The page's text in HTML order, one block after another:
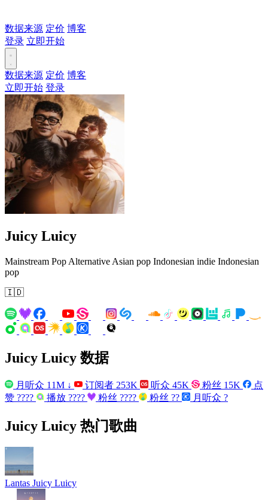
数据来源 定价 博客
登录 立即开始
数据来源 定价 博客
立即开始 登录
Juicy Luicy
Mainstream Pop Alternative Asian pop Indonesian indie Indonesian
pop
🇮🇩
Juicy Luicy 数据
月听众 11M ↓ 订阅者 253K 听众 45K 粉丝 15K
点
赞 ???? 播放 ???? 粉丝 ???? 粉丝 ?? 月听众 ?
Juicy Luicy 热门歌曲
Lantas Juicy Luicy